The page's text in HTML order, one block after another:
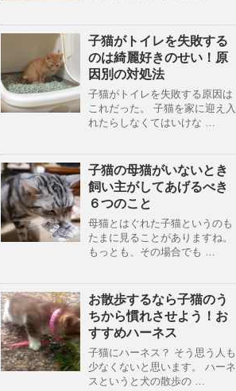
子猫がトイレを失敗する
のは綺麗好きのせい！原
因別の対処法
子猫がトイレを失敗する原因は
これだった。 子猫を家に迎え入
れたらしなくてはいけな …
子猫の母猫がいないとき
飼い主がしてあげるべき
６つのこと
母猫とはぐれた子猫というのも
たまに見ることがありますね。
もっとも、その場合でも …
お散歩するなら子猫のう
ちから慣れさせよう！お
すすめハーネス
子猫にハーネス？ そう思う人も
少なくないと思います。 ハーネ
スというと犬の散歩の …